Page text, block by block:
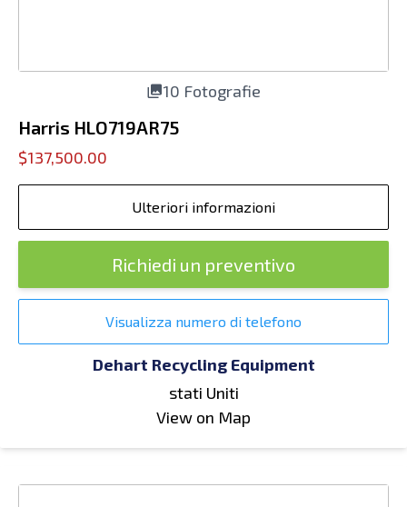
10 Fotografie
Harris HLO719AR75
$137,500.00
Ulteriori informazioni
Richiedi un preventivo
Visualizza numero di telefono
Dehart Recycling Equipment
stati Uniti
View on Map